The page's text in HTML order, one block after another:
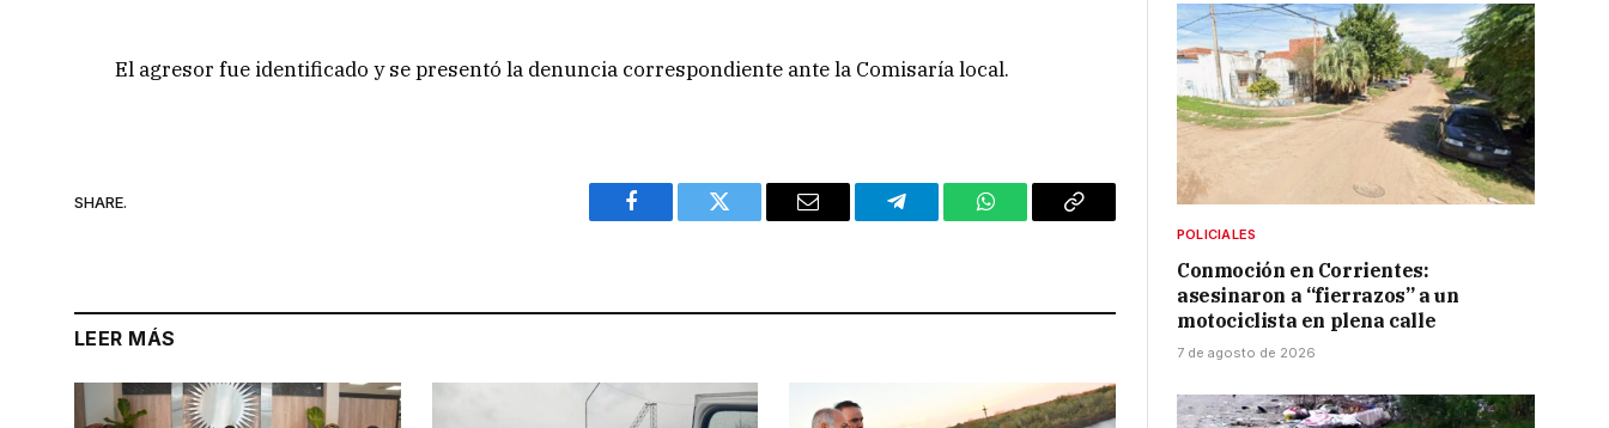
El agresor fue identificado y se presentó la denuncia correspondiente ante la Comisaría local.
SHARE.
Facebook Twitter Email Telegram WhatsAppCopy
LEER MÁS
POLICIALES
Conmoción en Corrientes:
asesinaron a “fierrazos” a un
motociclista en plena calle
7 de agosto de 2026